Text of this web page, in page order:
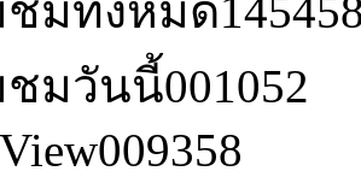
ชมทั้งหมด
ชมวันนี้001052
009358